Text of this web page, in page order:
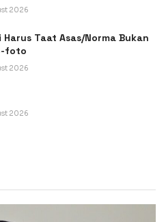
2026
Taat Asas/Norma Bukan
foto
2026
2026